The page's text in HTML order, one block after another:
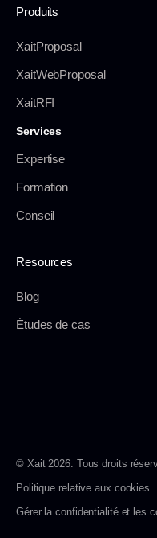
Produits
XaitProposal
XaitWebProposal
XaitRFI
Services
Expertise
Formation
Conseil
Resources
Blog
Études de cas
© Xait 2026. Tous droits
Politique relative aux cookies
Gérer la confidentialité et les